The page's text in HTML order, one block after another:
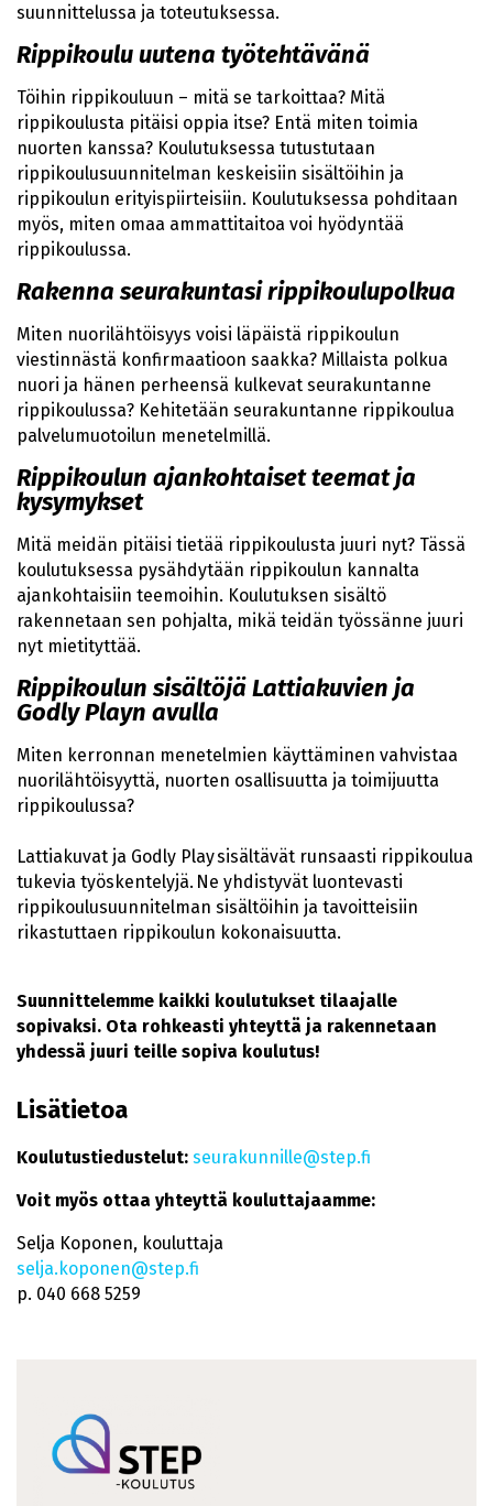
suunnittelussa ja toteutuksessa.
Rippikoulu uutena työtehtävänä
Töihin rippikouluun – mitä se tarkoittaa? Mitä
rippikoulusta pitäisi oppia itse? Entä miten toimia
nuorten kanssa? Koulutuksessa tutustutaan
rippikoulusuunnitelman keskeisiin sisältöihin ja
rippikoulun erityispiirteisiin. Koulutuksessa pohditaan
myös, miten omaa ammattitaitoa voi hyödyntää
rippikoulussa.
Rakenna seurakuntasi rippikoulupolkua
Miten nuorilähtöisyys voisi läpäistä rippikoulun
viestinnästä konfirmaatioon saakka? Millaista polkua
nuori ja hänen perheensä kulkevat seurakuntanne
rippikoulussa? Kehitetään seurakuntanne rippikoulua
palvelumuotoilun menetelmillä.
Rippikoulun ajankohtaiset teemat ja
kysymykset
Mitä meidän pitäisi tietää rippikoulusta juuri nyt? Tässä
koulutuksessa pysähdytään rippikoulun kannalta
ajankohtaisiin teemoihin. Koulutuksen sisältö
rakennetaan sen pohjalta, mikä teidän työssänne juuri
nyt mietityttää.
Rippikoulun sisältöjä Lattiakuvien ja
Godly Playn avulla
Miten kerronnan menetelmien käyttäminen vahvistaa
nuorilähtöisyyttä, nuorten osallisuutta ja toimijuutta
rippikoulussa?
Lattiakuvat ja Godly Play sisältävät runsaasti rippikoulua
tukevia työskentelyjä. Ne yhdistyvät luontevasti
rippikoulusuunnitelman sisältöihin ja tavoitteisiin
rikastuttaen rippikoulun kokonaisuutta.
Suunnittelemme kaikki koulutukset tilaajalle
sopivaksi. Ota rohkeasti yhteyttä ja rakennetaan
yhdessä juuri teille sopiva koulutus!
Lisätietoa
Koulutustiedustelut: seurakunnille@step.fi
Voit myös ottaa yhteyttä kouluttajaamme:
Selja Koponen, kouluttaja
selja.koponen@step.fi
p. 040 668 5259